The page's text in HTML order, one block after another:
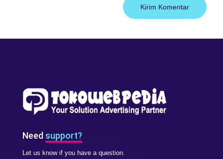
Need support?
Let us know if you have a question.